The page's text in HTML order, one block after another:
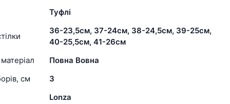
Туфлі
36-23,5см, 37-24см, 38-24,5см, 39-25см,
40-25,5см, 41-26см
Повна Вовна
см
3
Lonza